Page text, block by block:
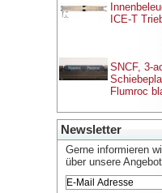
ICE-T
SNCF, 3-
Flumroc
Newsletter
Gerne informieren
über unsere